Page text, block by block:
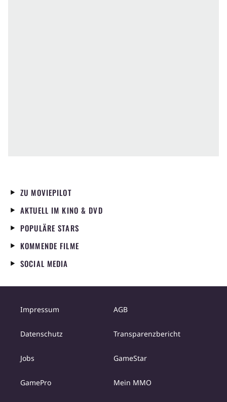
ZU MOVIEPILOT
AKTUELL IM KINO & DVD
POPULÄRE STARS
KOMMENDE FILME
SOCIAL MEDIA
Impressum AGB
Datenschutz Transparenzbericht
Jobs GameStar
GamePro Mein MMO